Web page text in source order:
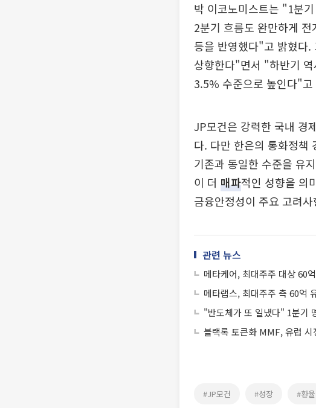
박 이코노미스트는 "1분
2분기 흐름도 완만하게
등을 반영했다"고 밝혔다
상향한다"면서 "하반기
3.5% 수준으로 높인다"고
JP모건은 강력한 국내 경
다. 다만 한은의 통화정
기존과 동일한 수준을 유
이 더 매파적인 성향을 의
금융안정성이 주요 고려
관련 뉴스
메타케어, 최대주주 대상 60
메타랩스, 최대주주 측 60억
"반도체가 또 일냈다" 1분기
블랙록 토큰화 MMF, 유럽 시
#JP모건 #성장 #환율